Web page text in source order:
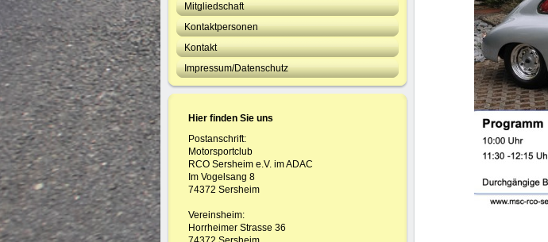
Mitgliedschaft
Kontaktpersonen
Kontakt
Impressum/Datenschutz
Hier finden Sie uns
Postanschrift:
Motorsportclub
RCO Sersheim e.V. im ADAC
Im Vogelsang 8
74372 Sersheim
Vereinsheim:
Horrheimer Strasse 36